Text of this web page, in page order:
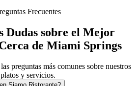
Frecuentes
Dudas sobre el Mejor
de Miami Springs
preguntas más comunes sobre nuestros
platos y servicios.